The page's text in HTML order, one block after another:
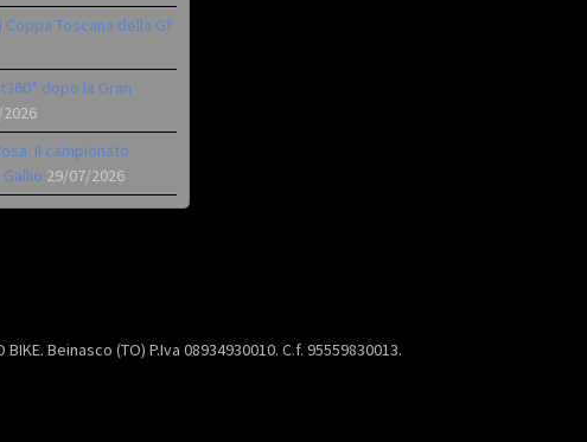
Toscana della Gf
dopo la Gran
Il campionato
29/07/2026
BIKE. Beinasco (TO) P.Iva 08934930010. C.f. 95559830013.